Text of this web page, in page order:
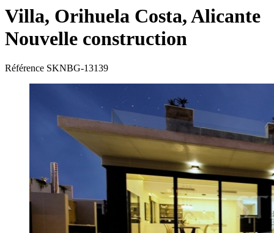
Villa, Orihuela Costa, Alicante
Nouvelle construction
Référence SKNBG-13139